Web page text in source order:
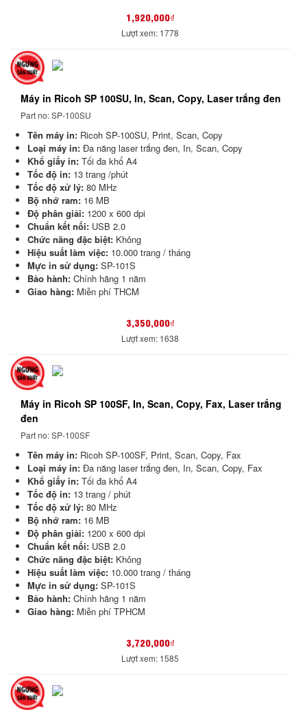
1,920,000₫
Lượt xem: 1778
Máy in Ricoh SP 100SU, In, Scan, Copy, Laser trắng đen
Part no: SP-100SU
Tên máy in: Ricoh SP-100SU, Print, Scan, Copy
Loại máy in: Đa năng laser trắng đen, In, Scan, Copy
Khổ giấy in: Tối đa khổ A4
Tốc độ in: 13 trang /phút
Tốc độ xử lý: 80 MHz
Bộ nhớ ram: 16 MB
Độ phân giải: 1200 x 600 dpi
Chuẩn kết nối: USB 2.0
Chức năng đặc biệt: Không
Hiệu suất làm việc: 10.000 trang / tháng
Mực in sử dụng: SP-101S
Bảo hành: Chính hãng 1 năm
Giao hàng: Miễn phí THCM
3,350,000₫
Lượt xem: 1638
Máy in Ricoh SP 100SF, In, Scan, Copy, Fax, Laser trắng
đen
Part no: SP-100SF
Tên máy in: Ricoh SP-100SF, Print, Scan, Copy, Fax
Loại máy in: Đa năng laser trắng đen, In, Scan, Copy, Fax
Khổ giấy in: Tối đa khổ A4
Tốc độ in: 13 trang / phút
Tốc độ xử lý: 80 MHz
Bộ nhớ ram: 16 MB
Độ phân giải: 1200 x 600 dpi
Chuẩn kết nối: USB 2.0
Chức năng đặc biệt: Không
Hiệu suất làm việc: 10.000 trang / tháng
Mực in sử dụng: SP-101S
Bảo hành: Chính hãng 1 năm
Giao hàng: Miễn phí TPHCM
3,720,000₫
Lượt xem: 1585